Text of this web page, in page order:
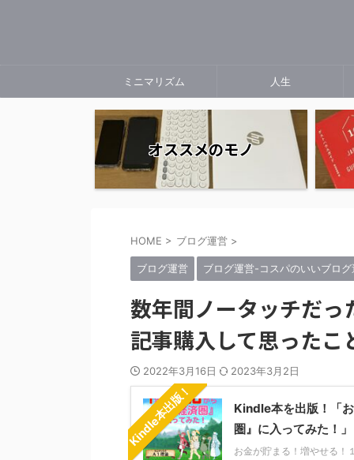
ミニマリズム 人生
オススメのモノ
HOME > ブログ運営 >
ブログ運営 ブログ運営-コスパのいいブロ
数年間ノータッチだ
記事購入して思ったこ
2022年3月16日 2023年3月2日
Kindle本出版！
Kindle本を出版！「
圏』に入ってみた！」
お金が貯まる！増やせる！